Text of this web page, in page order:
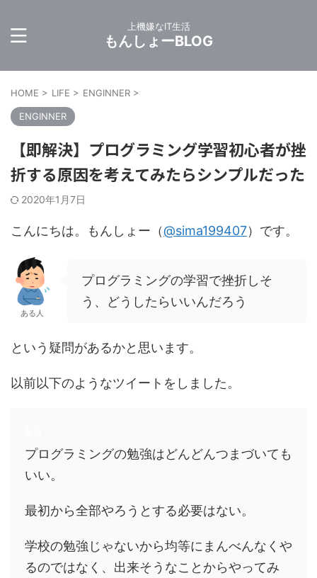
上機嫌なIT生活
もんしょーBLOG
HOME > LIFE > ENGINNER >
ENGINNER
【即解決】プログラミング学習初心者が挫
折する原因を考えてみたらシンプルだった
2020年1月7日
こんにちは。もんしょー（@sima199407）です。
ある人
プログラミングの学習で挫折しそ
う、どうしたらいいんだろう
という疑問があるかと思います。
以前以下のようなツイートをしました。
プログラミングの勉強はどんどんつまづいても
いい。
最初から全部やろうとする必要はない。
学校の勉強じゃないから均等にまんべんなくや
るのではなく、出来そうなことからやってみ